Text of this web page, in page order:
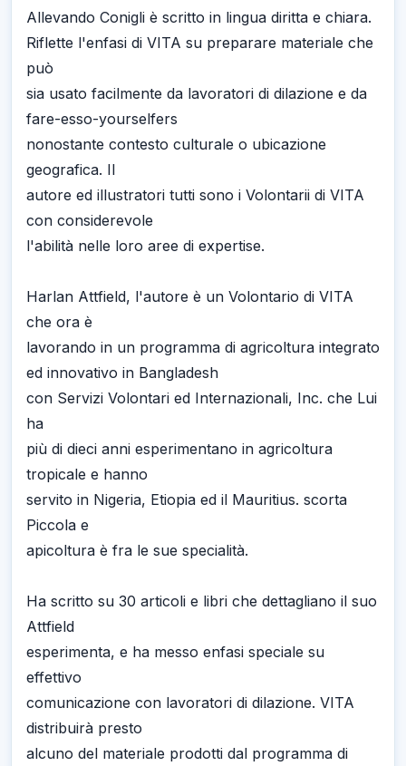
Allevando Conigli è scritto in lingua diritta e chiara.
Riflette l'enfasi di VITA su preparare materiale che
può
sia usato facilmente da lavoratori di dilazione e da
fare-esso-yourselfers
nonostante contesto culturale o ubicazione
geografica. Il
autore ed illustratori tutti sono i Volontarii di VITA
con considerevole
l'abilità nelle loro aree di expertise.
Harlan Attfield, l'autore è un Volontario di VITA
che ora è
lavorando in un programma di agricoltura integrato
ed innovativo in Bangladesh
con Servizi Volontari ed Internazionali, Inc. che Lui
ha
più di dieci anni esperimentano in agricoltura
tropicale e hanno
servito in Nigeria, Etiopia ed il Mauritius. scorta
Piccola e
apicoltura è fra le sue specialità.
Ha scritto su 30 articoli e libri che dettagliano il suo
Attfield
esperimenta, e ha messo enfasi speciale su
effettivo
comunicazione con lavoratori di dilazione. VITA
distribuirà presto
alcuno del materiale prodotti dal programma di